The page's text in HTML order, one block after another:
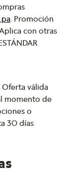
. Promoción
con otras
Oferta válida
momento de
o
30 días